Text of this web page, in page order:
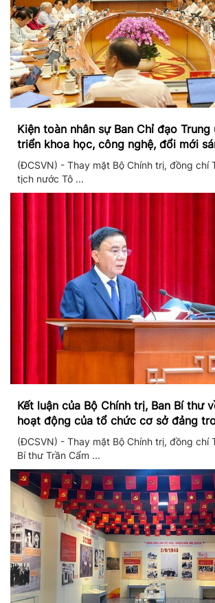
Kiện toàn nhân sự Ban Chỉ đạo
triển khoa học, công nghệ, đổi mới
chuyển đổi số
(ĐCSVN) - Thay mặt Bộ Chính trị, đồng chí
tịch nước Tô ...
Kết luận của Bộ Chính trị, Ban Bí thư
hoạt động của tổ chức cơ sở đảng
II/2026
(ĐCSVN) - Thay mặt Bộ Chính trị, đồng chí
Bí thư Trần Cẩm ...